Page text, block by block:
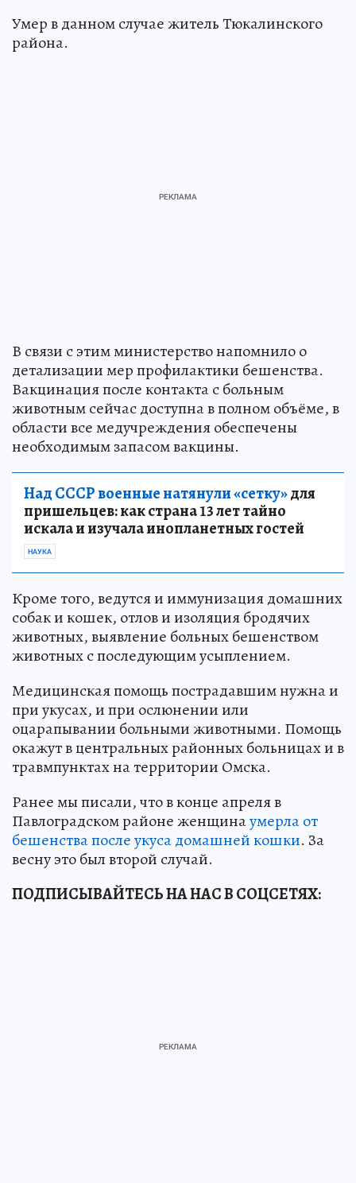
Умер в данном случае житель Тюкалинского
района.
В связи с этим министерство напомнило о
детализации мер профилактики бешенства.
Вакцинация после контакта с больным
животным сейчас доступна в полном объёме, в
области все медучреждения обеспечены
необходимым запасом вакцины.
Над СССР военные натянули «сетку»для
пришельцев: как страна 13 лет тайно
искала и изучала инопланетных гостей
НАУКА
Кроме того, ведутся и иммунизация домашних
собак и кошек, отлов и изоляция бродячих
животных, выявление больных бешенством
животных с последующим усыплением.
Медицинская помощь пострадавшим нужна и
при укусах, и при ослюнении или
оцарапывании больными животными. Помощь
окажут в центральных районных больницах и в
травмпунктах на территории Омска.
Ранее мы писали, что в конце апреля в
Павлоградском районе женщинаумерла от
бешенства после укуса домашней кошки. За
весну это был второй случай.
ПОДПИСЫВАЙТЕСЬ НА НАС В СОЦСЕТЯХ: